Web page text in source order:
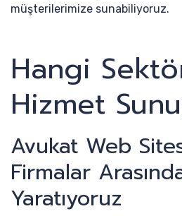
müşterilerimize sunabiliyoruz.
Hangi
Hizmet
Avukat Web
Firmalar
Yaratıyoruz